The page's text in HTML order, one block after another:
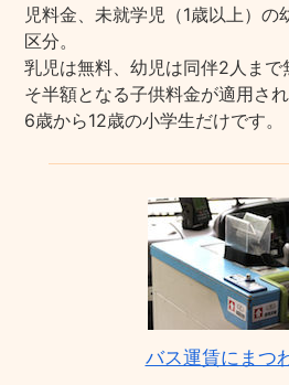
児料金、未就学児（1歳以上）
区分。
乳児は無料、幼児は同伴2人まで
そ半額となる子供料金が適用さ
6歳から12歳の小学生だけです。
バス運賃にまつ